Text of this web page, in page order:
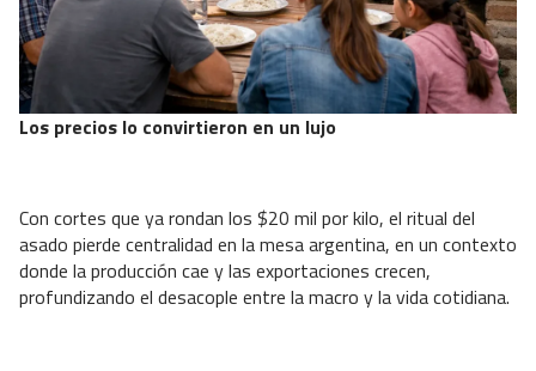
Los precios lo convirtieron en un lujo
Con cortes que ya rondan los $20 mil por kilo, el ritual del
asado pierde centralidad en la mesa argentina, en un contexto
donde la producción cae y las exportaciones crecen,
profundizando el desacople entre la macro y la vida cotidiana.